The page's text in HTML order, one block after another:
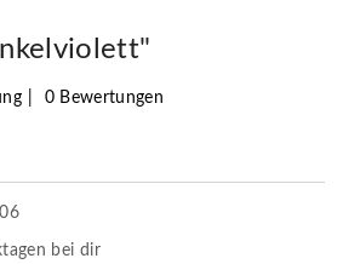
0 Bewertungen
bei dir